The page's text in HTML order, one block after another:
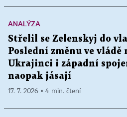
ANALÝZA
Střelil se Zelenskyj do
Poslední změnu ve vládě
Ukrajinci i západní
naopak jásají
17. 7. 2026 ▪ 4 min. čtení